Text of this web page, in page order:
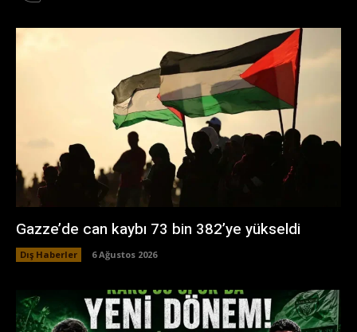
Gazze’de can kaybı 73 bin 382’ye yükseldi
Dış Haberler 6 Ağustos 2026